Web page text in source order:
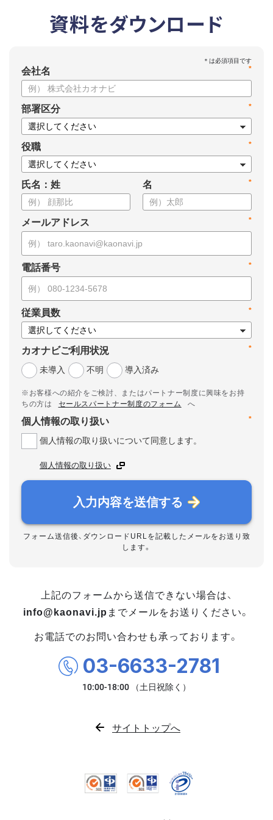
資料をダウンロード
*
会社名
*
部署区分
*
役職
氏名：姓 *
名
*
メールアドレス
*
電話番号
*
従業員数
*
カオナビご利用状況
未導入
不明 導入済み
※お客様への紹介をご検討、またはパートナー制度に興味をお持
ちの方は
セールスパートナー制度のフォーム
へ
*
個人情報の取り扱い
個人情報の取り扱いについて同意します。
個人情報の取り扱い
入力内容を送信する
フォーム送信後、ダウンロードURLを記載したメールをお送り致
します。
上記のフォームから送信できない場合は、
info@kaonavi.jp までメールをお送りください。
お電話でのお問い合わせも承っております。
03-6633-2781
サイトトップへ